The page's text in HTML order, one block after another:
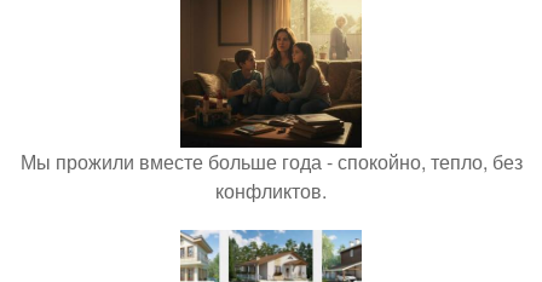
Мы прожили вместе больше года - спокойно, тепло, без
конфликтов.